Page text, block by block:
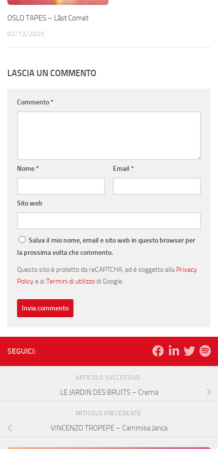
OSLO TAPES – Låst Comet
02/12/2025
LASCIA UN COMMENTO
Commento*
Nome* Email *
Sito web
Salva il mio nome, email e sito web in questo browser per
la prossima volta che commento.
Questo sito è protetto da reCAPTCHA, ed è soggetto alla Privacy
Policye ai Termini di utilizzodi Google.
SEGUICI:
ARTICOLO SUCCESSIVO
LE JARDIN DES BRUITS – Crema
ARTICOLO PRECEDENTE
VINCENZO TROPEPE – Cammisa Janca